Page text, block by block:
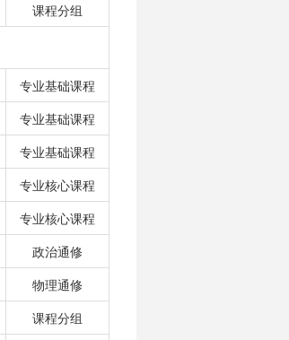
课程分组
专业基础课程
专业基础课程
专业基础课程
专业核心课程
专业核心课程
政治通修
物理通修
课程分组